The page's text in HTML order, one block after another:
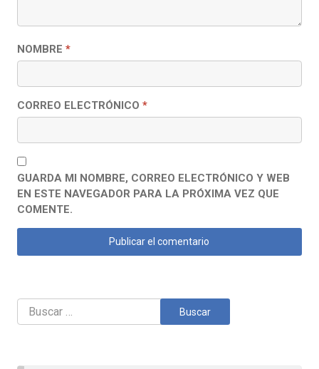
NOMBRE *
CORREO ELECTRÓNICO *
GUARDA MI NOMBRE, CORREO ELECTRÓNICO Y WEB
EN ESTE NAVEGADOR PARA LA PRÓXIMA VEZ QUE
COMENTE.
Buscar: